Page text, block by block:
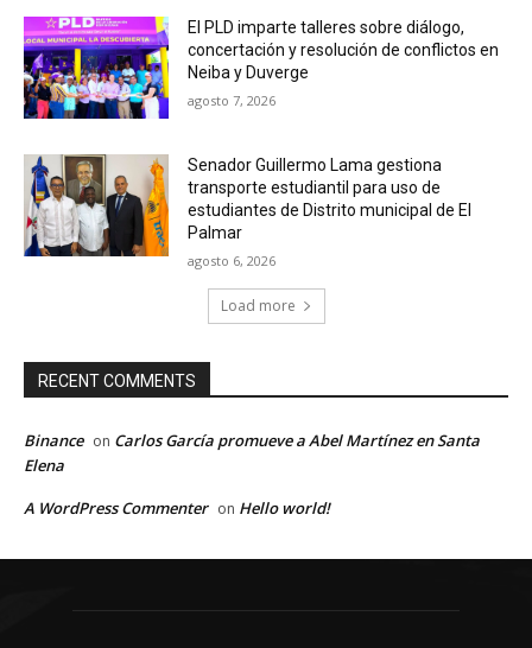
El PLD imparte talleres sobre diálogo,
concertación y resolución de conflictos en
Neiba y Duverge
agosto 7, 2026
Senador Guillermo Lama gestiona
transporte estudiantil para uso de
estudiantes de Distrito municipal de El
Palmar
agosto 6, 2026
Load more
RECENT COMMENTS
Binance on Carlos García promueve a Abel Martínez en Santa
Elena
A WordPress Commenter on Hello world!